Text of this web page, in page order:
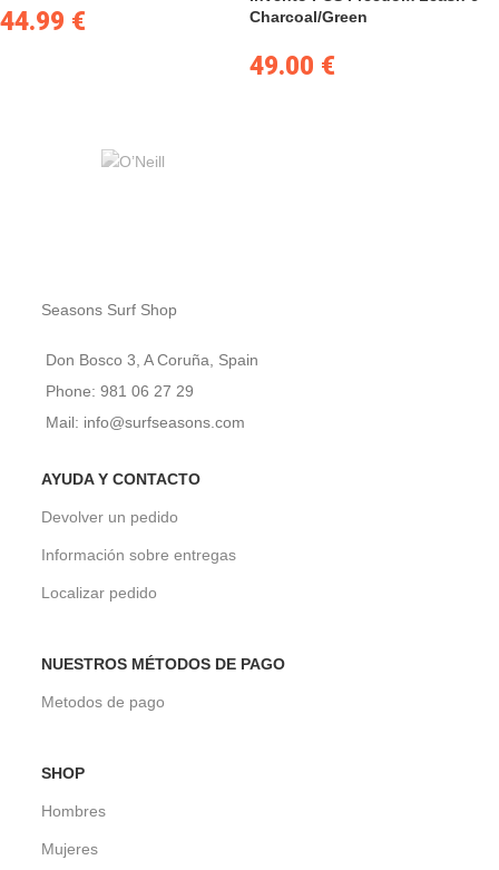
44.99 €
Charcoal/Green
49.00 €
Seasons Surf Shop
Don Bosco 3, A Coruña, Spain
Phone: 981 06 27 29
Mail: info@surfseasons.com
AYUDA Y CONTACTO
Devolver un pedido
Información sobre entregas
Localizar pedido
NUESTROS MÉTODOS DE PAGO
Metodos de pago
SHOP
Hombres
Mujeres